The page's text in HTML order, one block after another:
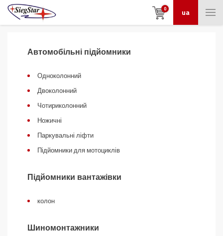
ua
0
Автомобільні підйомники
Одноколонний
Двоколонний
Чотириколонний
Ножичні
Паркувальні ліфти
Підйомники для мотоциклів
Підйомники вантажівки
колон
Шиномонтажники